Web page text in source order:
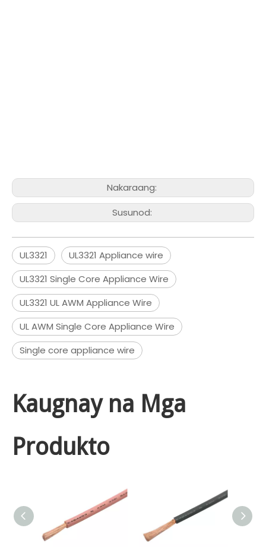
Nakaraang:
Susunod:
UL3321
UL3321 Appliance wire
UL3321 Single Core Appliance Wire
UL3321 UL AWM Appliance Wire
UL AWM Single Core Appliance Wire
Single core appliance wire
Kaugnay na Mga
Produkto